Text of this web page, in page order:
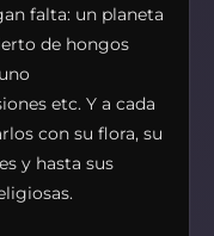
falta: un planeta
de hongos
etc. Y a cada
con su flora, su
y hasta sus